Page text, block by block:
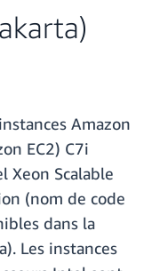
Amazon
EC2) C7i
Xeon Scalable
(nom de code
dans la
Les instances